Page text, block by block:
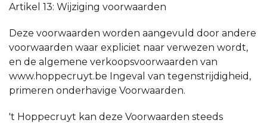
Artikel 13: Wijziging voorwaarden
Deze voorwaarden worden aangevuld door andere
voorwaarden waar expliciet naar verwezen wordt,
en de algemene verkoopsvoorwaarden van
www.hoppecruyt.be Ingeval van tegenstrijdigheid,
primeren onderhavige Voorwaarden.
't Hoppecruyt kan deze Voorwaarden steeds